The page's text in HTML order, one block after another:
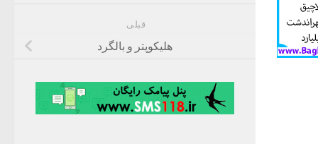
قبلی
هلیکوپتر و بالگرد